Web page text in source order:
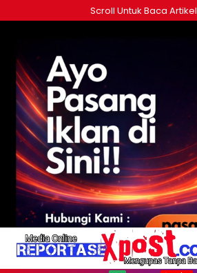
ke
Scroll Untuk Baca Artikel